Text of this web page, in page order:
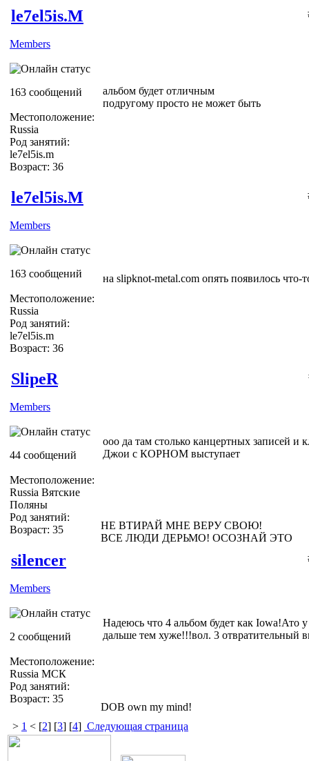
le7el5is.M
Members
163 сообщений
Местоположение:
Russia
Род занятий:
le7el5is.m
Возраст: 36
альбом будет отличным
подругому просто не может быть
le7el5is.M
Members
163 сообщений
Местоположение:
Russia
Род занятий:
le7el5is.m
Возраст: 36
на slipknot-metal.com опять появилось что-
SlipeR
Members
44 сообщений
Местоположение:
Russia Вятские
Поляны
Род занятий:
Возраст: 35
ооо да там столько канцертных записей и
Джои с КОРНОМ выступает
НЕ ВТИРАЙ МНЕ ВЕРУ СВОЮ!
ВСЕ ЛЮДИ ДЕРЬМО! ОСОЗНАЙ ЭТО
silencer
Members
2 сообщений
Местоположение:
Russia МСК
Род занятий:
Возраст: 35
Надеюсь что 4 альбом будет как Iowa!Ато
дальше тем хуже!!!вол. 3 отвратительный
DOB own my mind!
> 1 < [2] [3] [4] Следующая страница